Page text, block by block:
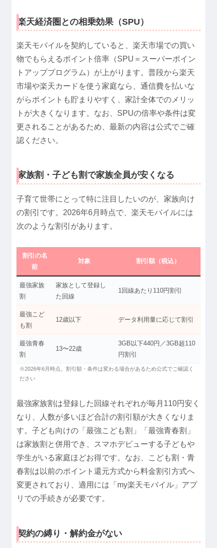
楽天経済圏との相乗効果（SPU）
楽天モバイルを契約していると、楽天市場での買い
物でもらえるポイント倍率（SPU＝スーパーポイン
トアッププログラム）が上がります。普段から楽天
市場や楽天カードを使う家庭なら、通信費を払いな
がらポイントも貯まりやすく、家計全体でのメリッ
トが大きくなります。なお、SPUの倍率や条件は変
更されることがあるため、最新の内容は公式でご確
認ください。
家族割・子ども割で家族全員が安くなる
子育て世帯にとって特に注目したいのが、家族向け
の割引です。2026年6月時点で、楽天モバイルには
次のような割引があります。
割引の名
前
対象 割引額（税込）
最強家族
割
家族として登録し
た回線
1回線あたり110円割引
最強こど
も割
12歳以下 データ利用量に応じて割引
最強青春
割
13〜22歳
3GB以下440円／3GB超110
円割引
※2026年6月時点。割引額・条件は変わる場合があるため公式でご確認く
ださい
最強家族割は登録した回線それぞれが毎月110円安く
なり、人数が多いほど合計の割引額が大きくなりま
す。子ども向けの「最強こども割」「最強青春割」
は家族割と併用でき、スマホデビューする子どもや
学生がいる家庭ほどお得です。なお、こども割・青
春割は以前のポイント還元方式から料金割引方式へ
変更されており、適用には「my楽天モバイル」アプ
リでの手続きが必要です。
契約の縛り・解約金がない